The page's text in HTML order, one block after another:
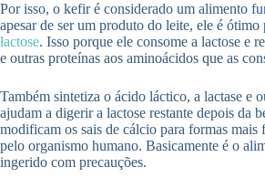
Por isso, o kefir é considerado um alimento
apesar de ser um produto do leite, ele é ótimo
lactose. Isso porque ele consome a lactose e
e outras proteínas aos aminoácidos que as
Também sintetiza o ácido láctico, a lactase e
ajudam a digerir a lactose restante depois da
modificam os sais de cálcio para formas mais
pelo organismo humano. Basicamente é o
ingerido com precauções.